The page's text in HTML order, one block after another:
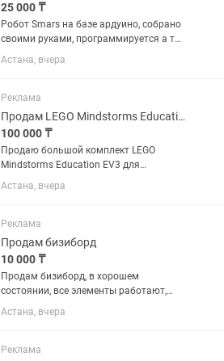
25 000 ₸
Робот Smars на базе ардуино, собрано
своими руками, программируется а так
же есть возможности улучшения
Астана, вчера
Реклама
Продам LEGO Mindstorms Education EV3 2 блока, большой комплект б/у
100 000 ₸
Продаю большой комплект LEGO
Mindstorms Education EV3 для
робототехники, программирования и
обучения. В комплект входят: 2
блока включаются; большое
количество...
Астана, вчера
Реклама
Продам бизиборд
10 000 ₸
Продам бизиборд, в хорошем
состоянии, все элементы работают,
одна дверца выпала, нужно
прикрутить
Астана, вчера
Реклама